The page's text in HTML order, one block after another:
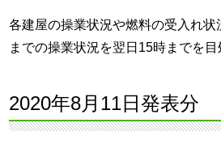
各建屋の操業状況や燃料の受入れ
までの操業状況を翌日15時までを目
2020年8月11日発表分